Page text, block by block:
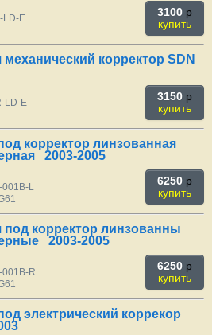
LD-E
3100 p
купить
корректор SDN
LD-E
3150 p
купить
корректор линзованная
2003-2005
001B-L
6250 p
купить
под корректор линзованны
2003-2005
R
6250 p
купить
электрический коррекор